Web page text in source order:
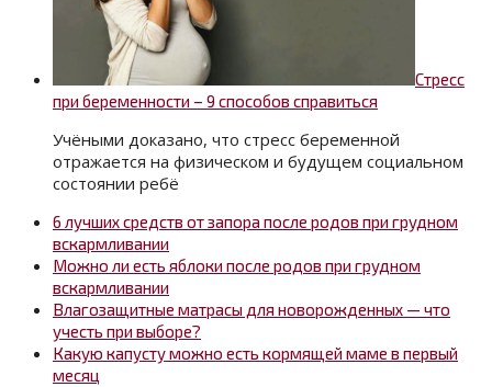
Стресс
при беременности – 9 способов справиться
Учёными доказано, что стресс беременной
отражается на физическом и будущем социальном
состоянии ребё
6 лучших средств от запора после родов при грудном
вскармливании
Можно ли есть яблоки после родов при грудном
вскармливании
Влагозащитные матрасы для новорожденных — что
учесть при выборе?
Какую капусту можно есть кормящей маме в первый
месяц